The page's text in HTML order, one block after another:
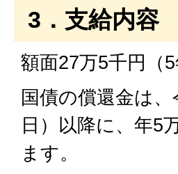
3．支給内容
額面27万5千円（
国債の償還金は
日）以降に、年5
ます。